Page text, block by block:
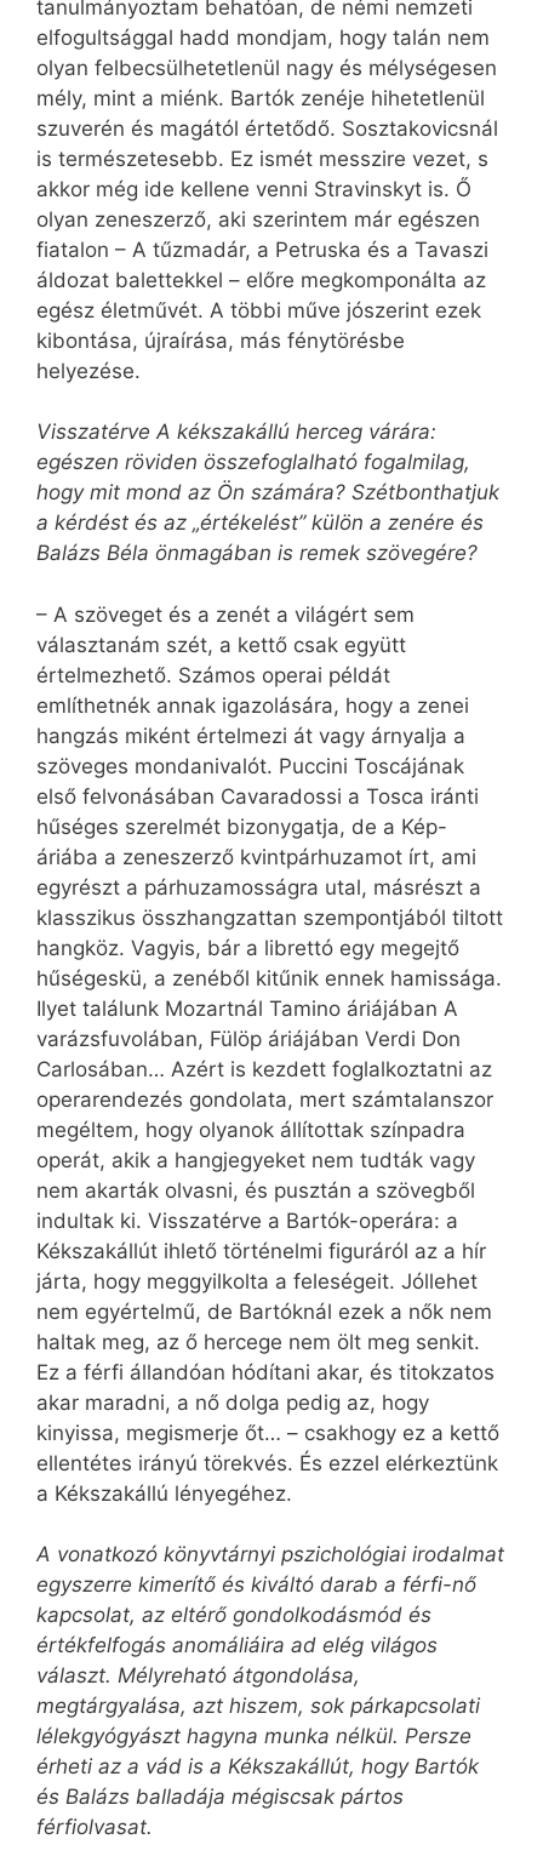
tanulmányoztam behatóan, de némi nemzeti
elfogultsággal hadd mondjam, hogy talán nem
olyan felbecsülhetetlenül nagy és mélységesen
mély, mint a miénk. Bartók zenéje hihetetlenül
szuverén és magától értetődő. Sosztakovicsnál
is természetesebb. Ez ismét messzire vezet, s
akkor még ide kellene venni Stravinskyt is. Ő
olyan zeneszerző, aki szerintem már egészen
fiatalon – A tűzmadár, a Petruska és a Tavaszi
áldozat balettekkel – előre megkomponálta az
egész életművét. A többi műve jószerint ezek
kibontása, újraírása, más fénytörésbe
helyezése.
Visszatérve A kékszakállú herceg várára:
egészen röviden összefoglalható fogalmilag,
hogy mit mond az Ön számára? Szétbonthatjuk
a kérdést és az „értékelést” külön a zenére és
Balázs Béla önmagában is remek szövegére?
– A szöveget és a zenét a világért sem
választanám szét, a kettő csak együtt
értelmezhető. Számos operai példát
említhetnék annak igazolására, hogy a zenei
hangzás miként értelmezi át vagy árnyalja a
szöveges mondanivalót. Puccini Toscájának
első felvonásában Cavaradossi a Tosca iránti
hűséges szerelmét bizonygatja, de a Kép-
áriába a zeneszerző kvintpárhuzamot írt, ami
egyrészt a párhuzamosságra utal, másrészt a
klasszikus összhangzattan szempontjából tiltott
hangköz. Vagyis, bár a librettó egy megejtő
hűségeskü, a zenéből kitűnik ennek hamissága.
Ilyet találunk Mozartnál Tamino áriájában A
varázsfuvolában, Fülöp áriájában Verdi Don
Carlosában… Azért is kezdett foglalkoztatni az
operarendezés gondolata, mert számtalanszor
megéltem, hogy olyanok állítottak színpadra
operát, akik a hangjegyeket nem tudták vagy
nem akarták olvasni, és pusztán a szövegből
indultak ki. Visszatérve a Bartók-operára: a
Kékszakállút ihlető történelmi figuráról az a hír
járta, hogy meggyilkolta a feleségeit. Jóllehet
nem egyértelmű, de Bartóknál ezek a nők nem
haltak meg, az ő hercege nem ölt meg senkit.
Ez a férfi állandóan hódítani akar, és titokzatos
akar maradni, a nő dolga pedig az, hogy
kinyissa, megismerje őt… – csakhogy ez a kettő
ellentétes irányú törekvés. És ezzel elérkeztünk
a Kékszakállú lényegéhez.
A vonatkozó könyvtárnyi pszichológiai irodalmat
egyszerre kimerítő és kiváltó darab a férfi-nő
kapcsolat, az eltérő gondolkodásmód és
értékfelfogás anomáliáira ad elég világos
választ. Mélyreható átgondolása,
megtárgyalása, azt hiszem, sok párkapcsolati
lélekgyógyászt hagyna munka nélkül. Persze
érheti az a vád is a Kékszakállút, hogy Bartók
és Balázs balladája még­iscsak pártos
férfiolvasat.